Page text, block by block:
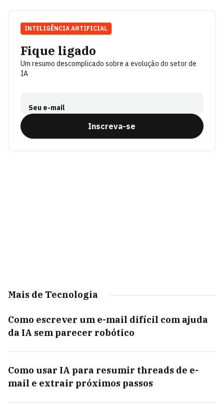
Fique ligado
Um resumo descomplicado sobre a evolução do setor de
IA
Seu e-mail
Inscreva-se
INTELIGÊNCIA ARTIFICIAL
Mais de Tecnologia
Como escrever um e-mail difícil com ajuda
da IA sem parecer robótico
Como usar IA para resumir threads de e-
mail e extrair próximos passos